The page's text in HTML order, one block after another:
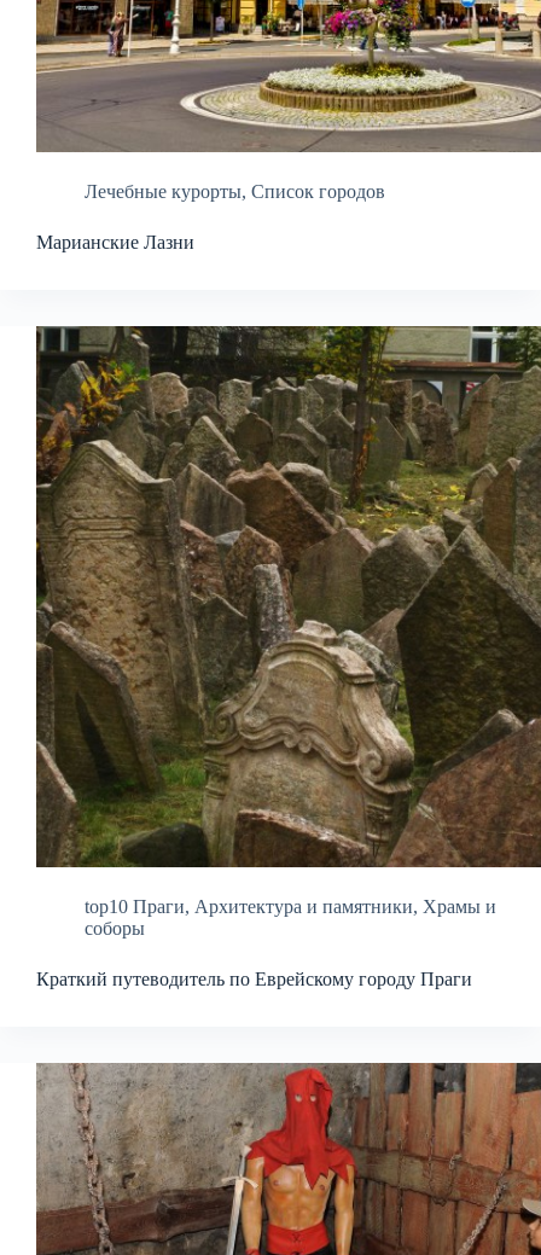
Лечебные курорты, Список городов
Марианские Лазни
top10 Праги, Архитектура и памятники, Храмы и
соборы
Краткий путеводитель по Еврейскому городу Праги